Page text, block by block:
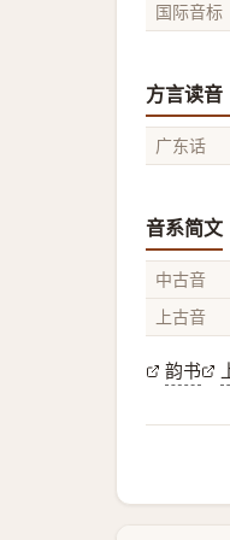
国际音标
方言读音
广东话
音系简文
中古音
上古音
韵书